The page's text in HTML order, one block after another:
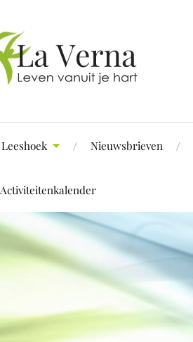
Leeshoek Nieuwsbrieven
Activiteitenkalender